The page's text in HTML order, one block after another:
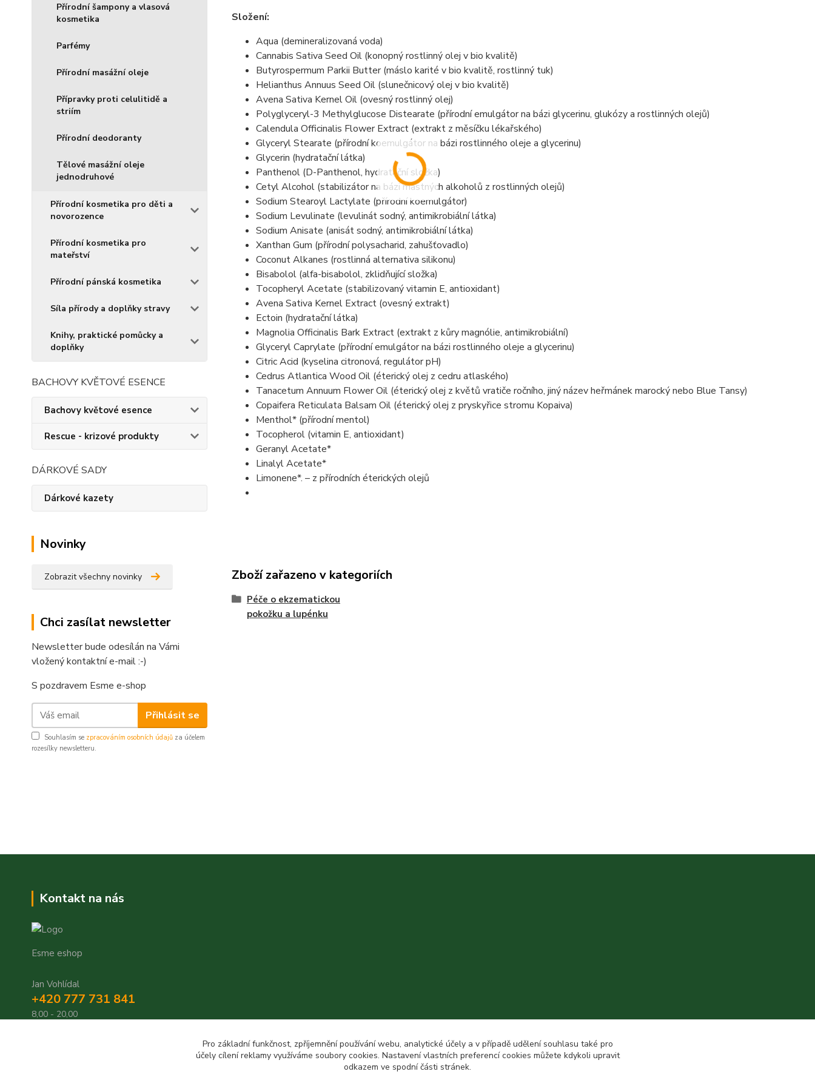
Přírodní šampony a vlasová
kosmetika
Parfémy
Přírodní masážní oleje
Přípravky proti celulitidě a
striím
Přírodní deodoranty
Tělové masážní oleje
jednodruhové
Přírodní kosmetika pro děti a
novorozence
Přírodní kosmetika pro
mateřství
Přírodní pánská kosmetika
Síla přírody a doplňky stravy
Knihy, praktické pomůcky a
doplňky
BACHOVY KVĚTOVÉ ESENCE
Bachovy květové esence
Rescue - krizové produkty
DÁRKOVÉ SADY
Dárkové kazety
Novinky
Zobrazit všechny novinky
Chci zasílat newsletter
Newsletter bude odesílán na Vámi
vložený kontaktní e-mail :-)
S pozdravem Esme e-shop
Přihlásit se
Souhlasím se zpracováním osobních údajů za účelem
rozesílky newsletteru.
Složení:
Aqua (demineralizovaná voda)
Cannabis Sativa Seed Oil (konopný rostlinný olej v bio kvalitě)
Butyrospermum Parkii Butter (máslo karité v bio kvalitě, rostlinný tuk)
Helianthus Annuus Seed Oil (slunečnicový olej v bio kvalitě)
Avena Sativa Kernel Oil (ovesný rostlinný olej)
Polyglyceryl-3 Methylglucose Distearate (přírodní emulgátor na bázi glycerinu, glukózy a rostlinných olejů)
Calendula Officinalis Flower Extract (extrakt z měsíčku lékařského)
Glyceryl Stearate (přírodní koemulgátor na bázi rostlinného oleje a glycerinu)
Glycerin (hydratační látka)
Panthenol (D-Panthenol, hydratační složka)
Cetyl Alcohol (stabilizátor na bázi mastných alkoholů z rostlinných olejů)
Sodium Stearoyl Lactylate (přírodní koemulgátor)
Sodium Levulinate (levulinát sodný, antimikrobiální látka)
Sodium Anisate (anisát sodný, antimikrobiální látka)
Xanthan Gum (přírodní polysacharid, zahušťovadlo)
Coconut Alkanes (rostlinná alternativa silikonu)
Bisabolol (alfa-bisabolol, zklidňující složka)
Tocopheryl Acetate (stabilizovaný vitamin E, antioxidant)
Avena Sativa Kernel Extract (ovesný extrakt)
Ectoin (hydratační látka)
Magnolia Officinalis Bark Extract (extrakt z kůry magnólie, antimikrobiální)
Glyceryl Caprylate (přírodní emulgátor na bázi rostlinného oleje a glycerinu)
Citric Acid (kyselina citronová, regulátor pH)
Cedrus Atlantica Wood Oil (éterický olej z cedru atlaského)
Tanacetum Annuum Flower Oil (éterický olej z květů vratiče ročního, jiný název heřmánek marocký nebo Blue Tansy)
Copaifera Reticulata Balsam Oil (éterický olej z pryskyřice stromu Kopaiva)
Menthol* (přírodní mentol)
Tocopherol (vitamin E, antioxidant)
Geranyl Acetate*
Linalyl Acetate*
Limonene*. – z přírodních éterických olejů
Zboží zařazeno v kategoriích
Péče o ekzematickou
pokožku a lupénku
Kontakt na nás
Esme eshop
Jan Vohlídal
+420 777 731 841
8,00 - 20,00
Pro základní funkčnost, zpříjemnění používání webu, analytické účely a v případě udělení souhlasu také pro
účely cílení reklamy využíváme soubory cookies. Nastavení vlastních preferencí cookies můžete kdykoli upravit
odkazem ve spodní části stránek.